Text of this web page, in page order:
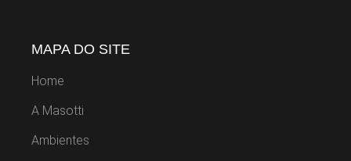
MAPA DO SITE
Home
A Masotti
Ambientes